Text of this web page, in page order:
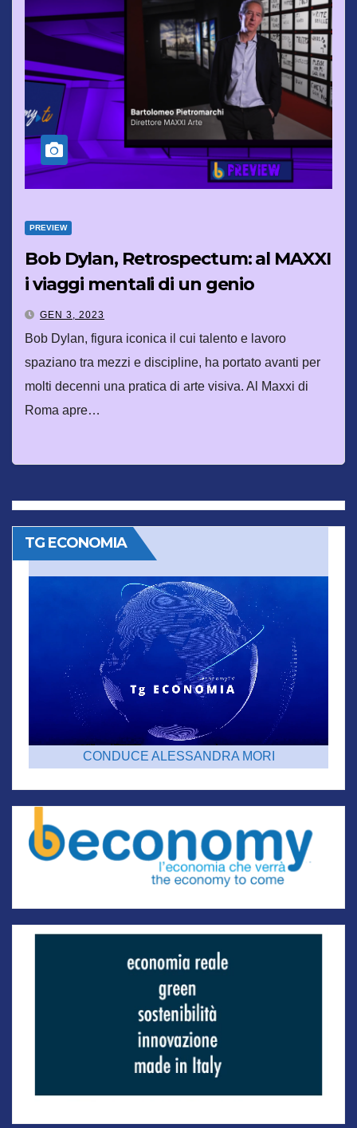
PREVIEW
Bob Dylan, Retrospectum: al MAXXI
i viaggi mentali di un genio
GEN 3, 2023
Bob Dylan, figura iconica il cui talento e lavoro
spaziano tra mezzi e discipline, ha portato avanti per
molti decenni una pratica di arte visiva. Al Maxxi di
Roma apre…
TG ECONOMIA
CONDUCE ALESSANDRA MORI